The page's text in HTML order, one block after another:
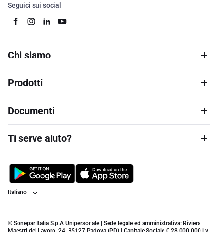
Seguici sui social
Chi siamo
Prodotti
Documenti
Ti serve aiuto?
Lingua
© Sonepar Italia S.p.A Unipersonale | Sede legale ed amministrativa: Riviera
Maestri del Lavoro, 24, 35127 Padova (PD) | Capitale Sociale € 28.000.000 i.v.